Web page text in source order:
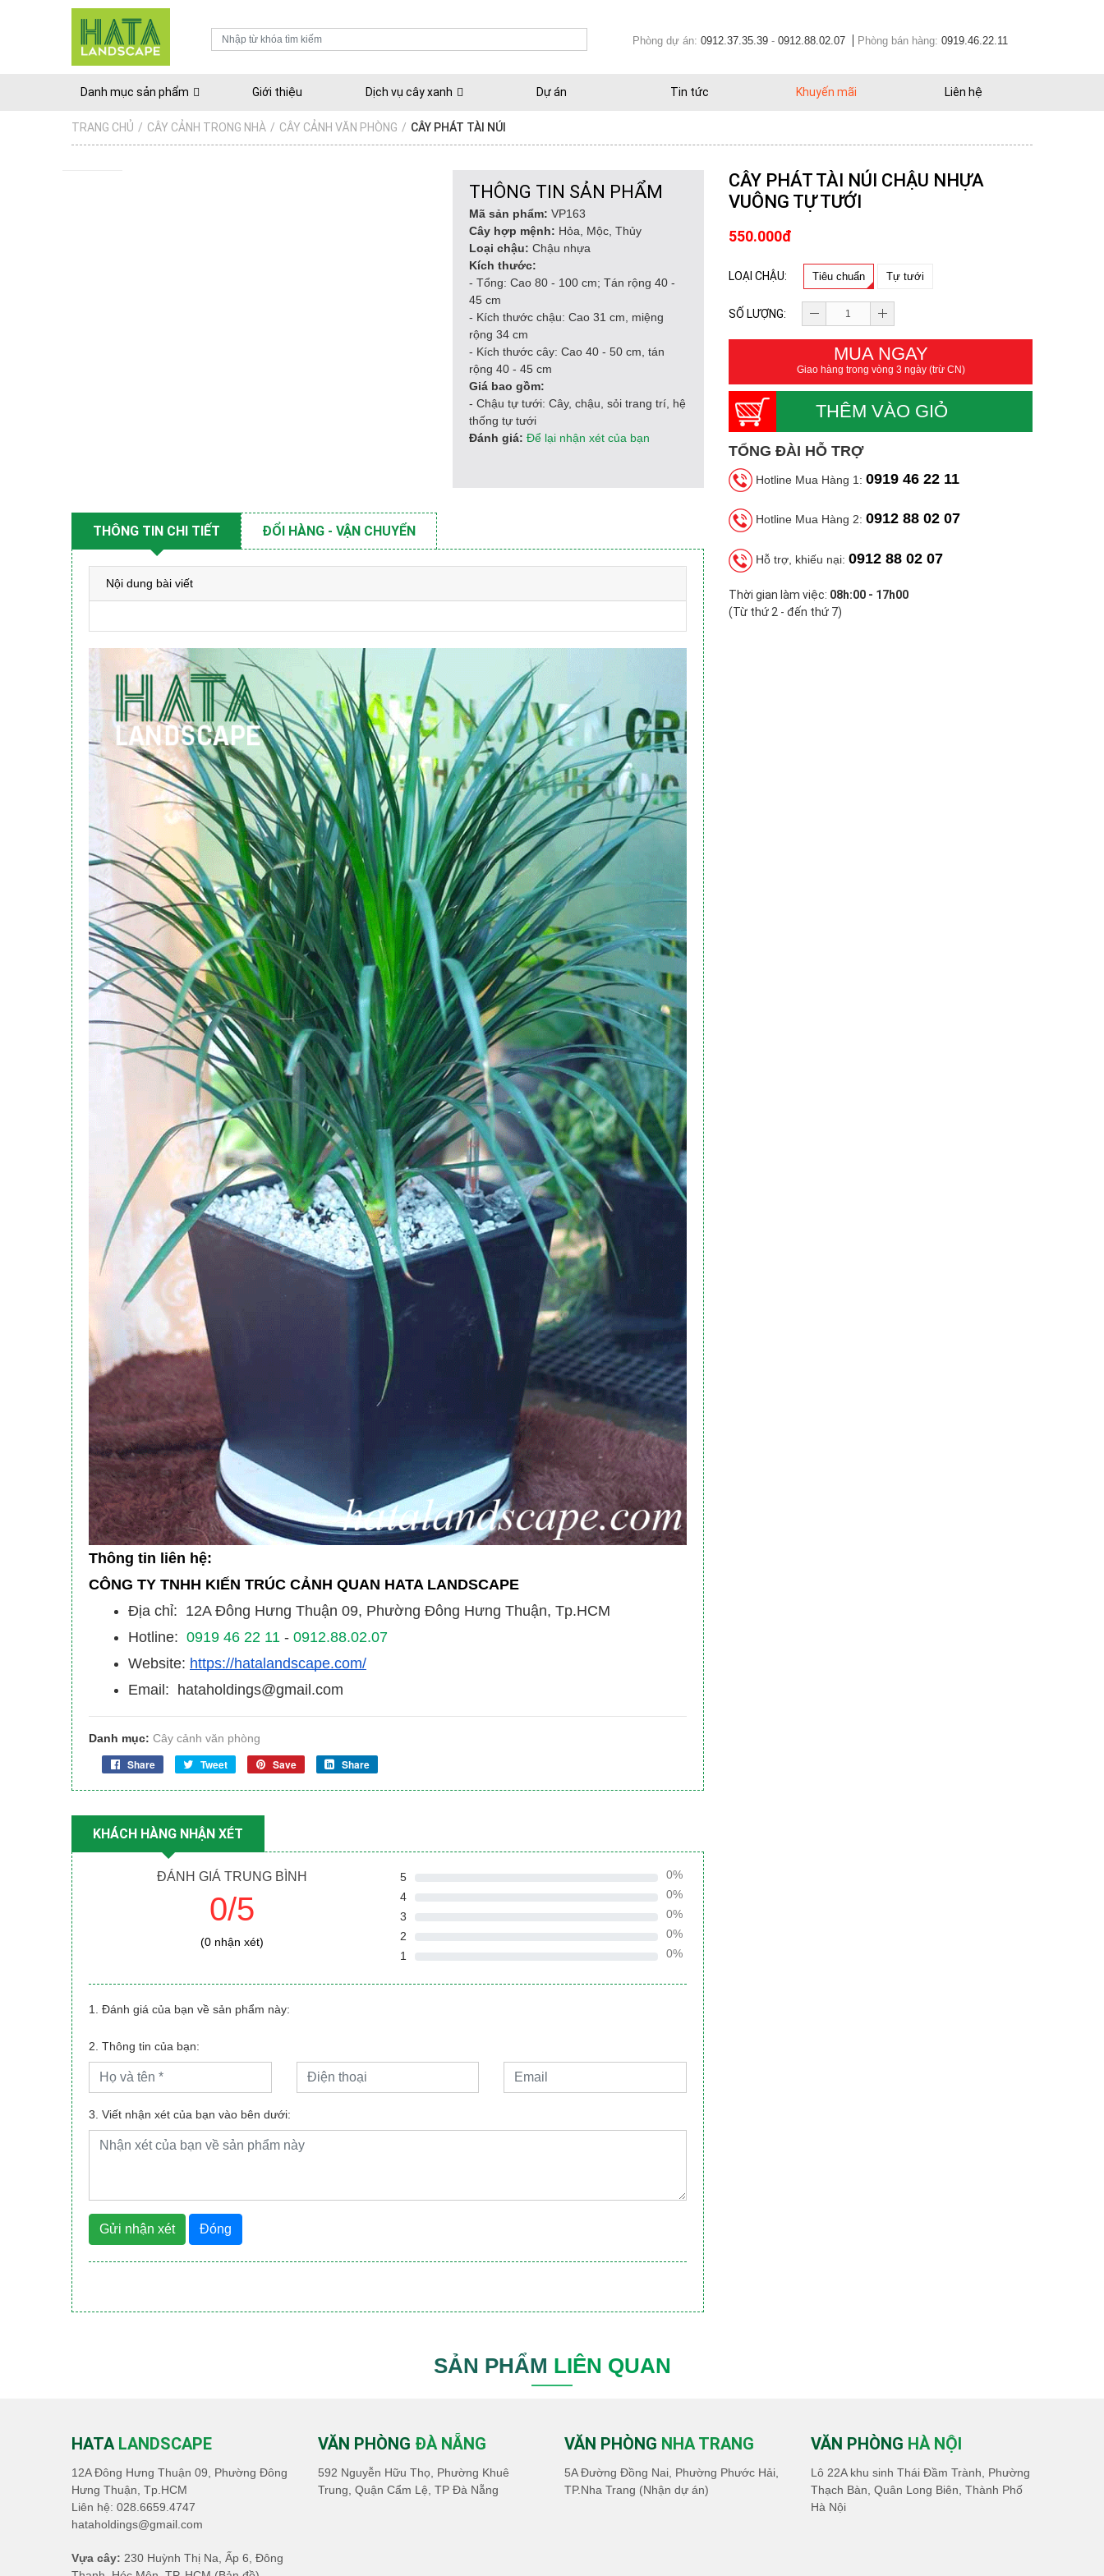
Phòng dự án: 0912.37.35.39 - 0912.88.02.07 Phòng bán hàng: 0919.46.22.11
Danh mục sản phẩm Giới thiệu Dịch vụ cây xanh Dự án Tin tức Khuyến mãi Liên hệ
TRANG CHỦ / CÂY CẢNH TRONG NHÀ / CÂY CẢNH VĂN PHÒNG / CÂY PHÁT TÀI NÚI
THÔNG TIN SẢN PHẨM
Mã sản phẩm: VP163
Cây hợp mệnh: Hỏa, Mộc, Thủy
Loại chậu: Chậu nhựa
Kích thước:
- Tổng: Cao 80 - 100 cm; Tán rộng 40 -
45 cm
- Kích thước chậu: Cao 31 cm, miệng
rộng 34 cm
- Kích thước cây: Cao 40 - 50 cm, tán
rộng 40 - 45 cm
Giá bao gồm:
- Chậu tự tưới: Cây, chậu, sỏi trang trí, hệ
thống tự tưới
Đánh giá: Để lại nhận xét của bạn
CÂY PHÁT TÀI NÚI CHẬU NHỰA
VUÔNG TỰ TƯỚI
550.000đ
LOẠI CHẬU: Tiêu chuẩn Tự tưới
SỐ LƯỢNG:
MUA NGAY
Giao hàng trong vòng 3 ngày (trừ CN)
THÊM VÀO GIỎ
TỔNG ĐÀI HỖ TRỢ
Hotline Mua Hàng 1: 0919 46 22 11
Hotline Mua Hàng 2: 0912 88 02 07
Hỗ trợ, khiếu nại: 0912 88 02 07
Thời gian làm việc: 08h:00 - 17h00
(Từ thứ 2 - đến thứ 7)
THÔNG TIN CHI TIẾT ĐỔI HÀNG - VẬN CHUYỂN
Nội dung bài viết
Thông tin liên hệ:
CÔNG TY TNHH KIẾN TRÚC CẢNH QUAN HATA LANDSCAPE
Địa chỉ: 12A Đông Hưng Thuận 09, Phường Đông Hưng Thuận, Tp.HCM
Hotline: 0919 46 22 11 - 0912.88.02.07
Website: https://hatalandscape.com/
Email: hataholdings@gmail.com
Danh mục: Cây cảnh văn phòng
Share Tweet Save Share
KHÁCH HÀNG NHẬN XÉT
ĐÁNH GIÁ TRUNG BÌNH
0/5
(0 nhận xét)
5
0%
4
0%
3
0%
2
0%
1
0%
1. Đánh giá của bạn về sản phẩm này:
2. Thông tin của bạn:
3. Viết nhận xét của bạn vào bên dưới:
Gửi nhận xét Đóng
SẢN PHẨM LIÊN QUAN
HATA LANDSCAPE
12A Đông Hưng Thuận 09, Phường Đông
Hưng Thuận, Tp.HCM
Liên hệ: 028.6659.4747
hataholdings@gmail.com
Vựa cây: 230 Huỳnh Thị Na, Ấp 6, Đông
VĂN PHÒNG ĐÀ NẴNG
592 Nguyễn Hữu Thọ, Phường Khuê
Trung, Quận Cẩm Lệ, TP Đà Nẵng
VĂN PHÒNG NHA TRANG
5A Đường Đồng Nai, Phường Phước Hải,
TP.Nha Trang (Nhận dự án)
VĂN PHÒNG HÀ NỘI
Lô 22A khu sinh Thái Đầm Trành, Phường
Thạch Bàn, Quân Long Biên, Thành Phố
Hà Nội